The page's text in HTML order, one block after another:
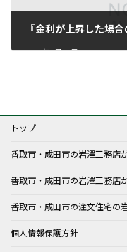
2020年3月18日
トップ
香取市・成田市の岩澤工務店
香取市・成田市の岩澤工務店
香取市・成田市の注文住宅の
個人情報保護方針